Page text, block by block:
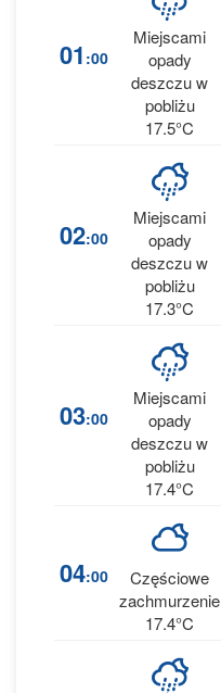
01 :00
Miejscami
opady
deszczu w
pobliżu
17.5°C
02:00
Miejscami
opady
deszczu w
pobliżu
17.3°C
03:00
Miejscami
opady
deszczu w
pobliżu
17.4°C
04:00
Częściowe
zachmurzenie
17.4°C